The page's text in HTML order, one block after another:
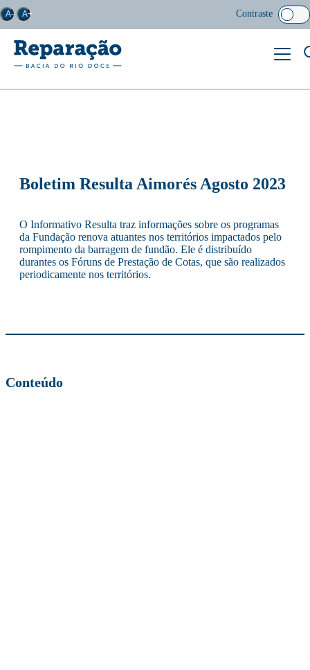
A- A+ Contraste
Boletim Resulta Aimorés Agosto 2023
O Informativo Resulta traz informações sobre os programas
da Fundação renova atuantes nos territórios impactados pelo
rompimento da barragem de fundão. Ele é distribuído
durantes os Fóruns de Prestação de Cotas, que são realizados
periodicamente nos territórios.
Conteúdo